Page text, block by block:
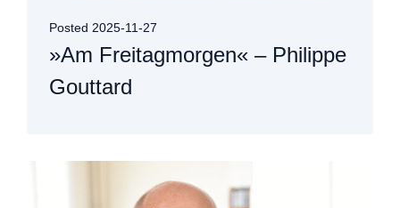
Posted 2025-11-27
»Am Freitagmorgen« – Philippe
Gouttard